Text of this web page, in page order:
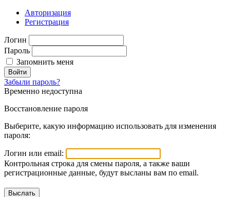
Авторизация
Регистрация
Логин
Пароль
Запомнить меня
Войти
Забыли пароль?
Временно недоступна
Восстановление пароля
Выберите, какую информацию использовать для изменения
пароля:
Логин или email:
Контрольная строка для смены пароля, а также ваши
регистрационные данные, будут высланы вам по email.